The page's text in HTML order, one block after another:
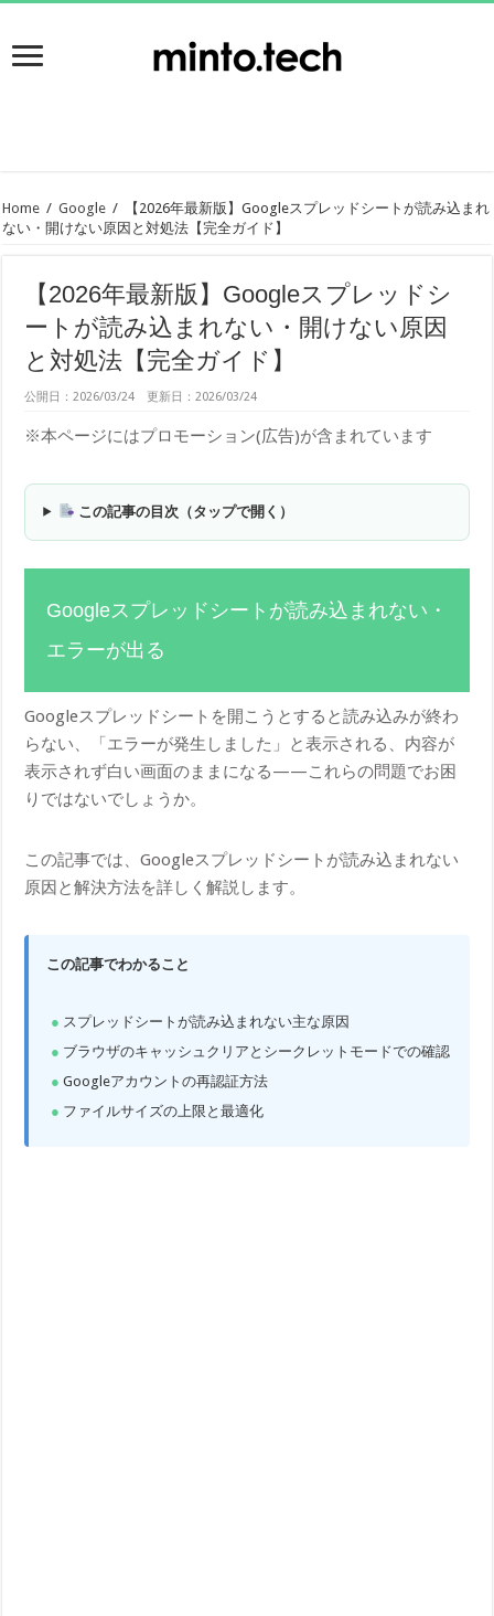
Home / Google /
【2026年最新版】Googleスプレッドシートが読み込まれ
ない・開けない原因と対処法【完全ガイド】
【2026年最新版】Googleスプレッドシ
ートが読み込まれない・開けない原因
と対処法【完全ガイド】
公開日：2026/03/24 更新日：2026/03/24
※本ページにはプロモーション(広告)が含まれています
この記事の目次（タップで開く）
Googleスプレッドシートが読み込まれない・
エラーが出る
Googleスプレッドシートを開こうとすると読み込みが終わ
らない、「エラーが発生しました」と表示される、内容が
表示されず白い画面のままになる——これらの問題でお困
りではないでしょうか。
この記事では、Googleスプレッドシートが読み込まれない
原因と解決方法を詳しく解説します。
この記事でわかること
スプレッドシートが読み込まれない主な原因
ブラウザのキャッシュクリアとシークレットモードでの確認
Googleアカウントの再認証方法
ファイルサイズの上限と最適化